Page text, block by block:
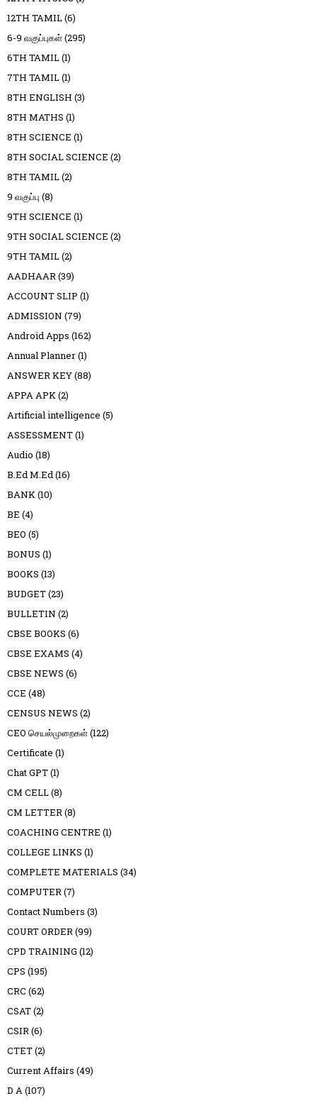
12TH TAMIL(6)
6-9 வகுப்புகள்(295)
6TH TAMIL(1)
7TH TAMIL(1)
8TH ENGLISH (3)
8TH MATHS (1)
8TH SCIENCE (1)
8TH SOCIAL SCIENCE (2)
8TH TAMIL(2)
9 வகுப்பு (8)
9TH SCIENCE (1)
9TH SOCIAL SCIENCE (2)
9TH TAMIL(2)
AADHAAR(39)
ACCOUNT SLIP (1)
ADMISSION (79)
Android Apps (162)
Annual Planner(1)
ANSWER KEY(88)
APPA APK(2)
Artificial intelligence (5)
ASSESSMENT(1)
Audio (18)
B.Ed M.Ed(16)
BANK(10)
BE (4)
BEO (5)
BONUS (1)
BOOKS (13)
BUDGET(23)
BULLETIN (2)
CBSE BOOKS (6)
CBSE EXAMS (4)
CBSE NEWS (6)
CCE (48)
CENSUS NEWS (2)
CEO செயல்முறைகள்(122)
Certificate (1)
Chat GPT(1)
CM CELL(8)
CM LETTER(8)
COACHING CENTRE (1)
COLLEGE LINKS (1)
COMPLETE MATERIALS (34)
COMPUTER(7)
Contact Numbers (3)
COURT ORDER(99)
CPD TRAINING (12)
CPS (195)
CRC (62)
CSAT(2)
CSIR(6)
CTET(2)
Current Affairs (49)
D A(107)